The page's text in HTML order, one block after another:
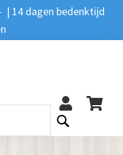
| 14 dagen bedenktijd